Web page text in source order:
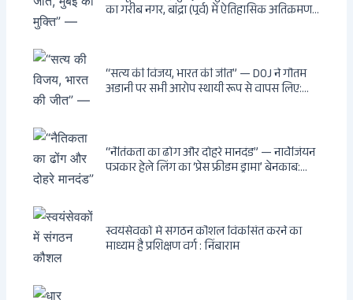
का गरीब नगर, बांद्रा (पूर्व) में ऐतिहासिक अतिक्रमण-
“सत्य की विजय, भारत की जीत” — DOJ ने गौतम
अडानी पर सभी आरोप स्थायी रूप से वापस लिए:
“नैतिकता का ढोंग और दोहरे मानदंड” — नार्वेजियन
पत्रकार हेले लिंग का ‘प्रेस फ्रीडम ड्रामा’ बेनकाब:
स्वयंसेवकों में संगठन कौशल विकसित करने का
माध्यम है प्रशिक्षण वर्ग : निंबाराम